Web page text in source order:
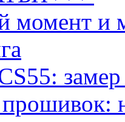
момент и
прошивок: